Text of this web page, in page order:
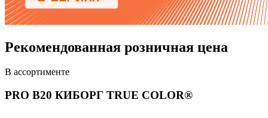
Рекомендованная розничная цена
В ассортименте
PRO B20 КИБОРГ TRUE COLOR®